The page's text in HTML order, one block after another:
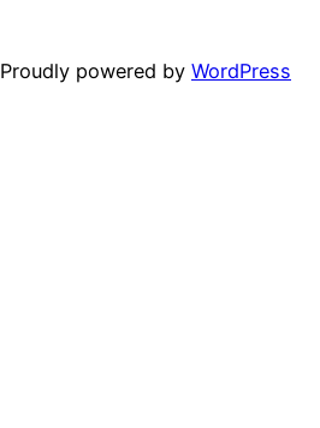
Proudly powered by WordPress